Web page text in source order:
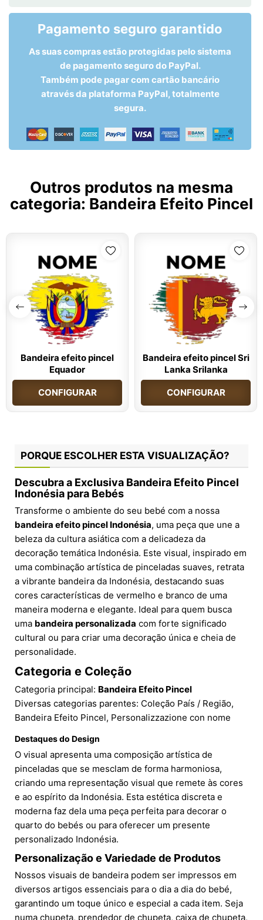
Pagamento seguro garantido
As suas compras estão protegidas pelo sistema
de pagamento seguro do PayPal.
Também pode pagar com cartão bancário
através da plataforma PayPal, totalmente
segura.
Outros produtos na mesma
categoria: Bandeira Efeito Pincel
Bandeira efeito pincel
Equador
CONFIGURAR
Bandeira efeito pincel Sri
Lanka Srilanka
CONFIGURAR
PORQUE ESCOLHER ESTA VISUALIZAÇÃO?
Descubra a Exclusiva Bandeira Efeito Pincel
Indonésia para Bebés
Transforme o ambiente do seu bebé com a nossa
bandeira efeito pincel Indonésia, uma peça que une a
beleza da cultura asiática com a delicadeza da
decoração temática Indonésia. Este visual, inspirado em
uma combinação artística de pinceladas suaves, retrata
a vibrante bandeira da Indonésia, destacando suas
cores características de vermelho e branco de uma
maneira moderna e elegante. Ideal para quem busca
uma bandeira personalizada com forte significado
cultural ou para criar uma decoração única e cheia de
personalidade.
Categoria e Coleção
Categoria principal: Bandeira Efeito Pincel
Diversas categorias parentes: Coleção País / Região,
Bandeira Efeito Pincel, Personalizzazione con nome
Destaques do Design
O visual apresenta uma composição artística de
pinceladas que se mesclam de forma harmoniosa,
criando uma representação visual que remete às cores
e ao espírito da Indonésia. Esta estética discreta e
moderna faz dela uma peça perfeita para decorar o
quarto do bebés ou para oferecer um presente
personalizado Indonésia.
Personalização e Variedade de Produtos
Nossos visuais de bandeira podem ser impressos em
diversos artigos essenciais para o dia a dia do bebé,
garantindo um toque único e especial a cada item. Seja
numa chupeta, prendedor de chupeta, caixa de chupeta,